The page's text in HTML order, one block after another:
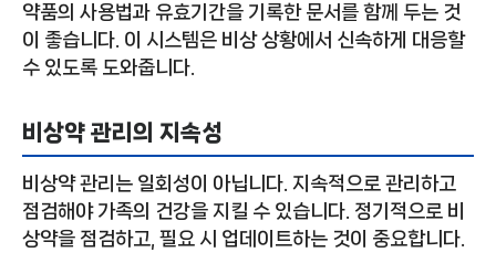
약품의 사용법과 유효기간을 기록한 문서를 함께 두는 것
이 좋습니다. 이 시스템은 비상 상황에서 신속하게 대응할
수 있도록 도와줍니다.
비상약 관리의 지속성
비상약 관리는 일회성이 아닙니다. 지속적으로 관리하고
점검해야 가족의 건강을 지킬 수 있습니다. 정기적으로 비
상약을 점검하고, 필요 시 업데이트하는 것이 중요합니다.